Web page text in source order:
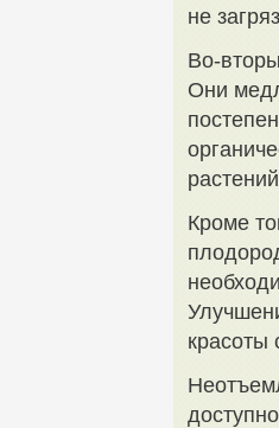
не
Во-
Они
Кроме
красоты